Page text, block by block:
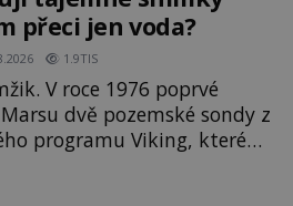
přeci jen voda?
1.9TIS
V roce 1976 poprvé
dvě pozemské sondy z
programu Viking, které
záhadami
Viking 1 zde zaznamená